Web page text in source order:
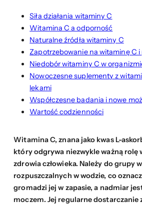
Siła działania witaminy C
Witamina C a odporność
Naturalne źródła witaminy C
Zapotrzebowanie na witaminę C
Niedobór witaminy C w
Nowoczesne suplementy z
lekami
Współczesne badania i nowe
Wartość codzienności
Witamina C, znana jako kwas L-
który odgrywa niezwykle ważną rolę
zdrowia człowieka. Należy do grupy
rozpuszczalnych w wodzie, co
gromadzi jej w zapasie, a nadmiar
moczem. Jej regularne dostarczanie